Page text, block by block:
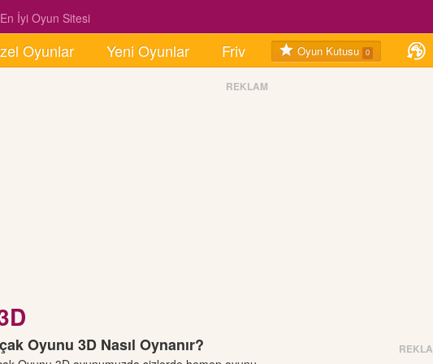
Oyunlar Yeni Oyunlar Friv Oyun Kutusu 0
İyi Oyun Sitesi
REKLAM
Oyunu 3D Nasıl Oynanır?